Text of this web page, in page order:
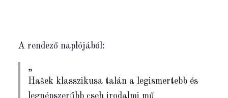
A rendező naplójából:
Hašek klasszikusa talán a legismertebb és
legnépszerűbb cseh irodalmi mű